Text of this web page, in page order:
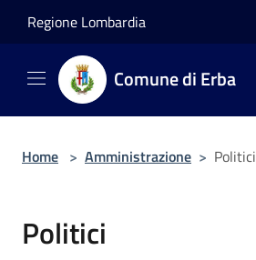
Regione Lombardia
Comune di Erba
Home > Amministrazione > Politici
Politici